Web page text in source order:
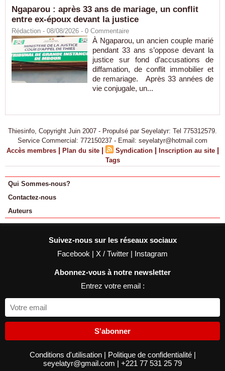
Ngaparou : après 33 ans de mariage, un conflit
entre ex-époux devant la justice
Rédaction - 08/08/2026 - 0 Commentaire
À Ngaparou, un ancien couple marié
pendant 33 ans s’oppose devant la
justice sur fond d’accusations de
diffamation, de conflit immobilier et
de remariage. Après 33 années de
vie conjugale, un...
Thiesinfo, Copyright Juin 2007 - Propulsé par Seyelatyr: Tel 775312579.
Service Commercial: 772150237 - Email: seyelatyr@hotmail.com
Accès membres | Plan du site | Syndication | Inscription au site |
Tags
Qui Sommes-nous?
Contactez-nous
Auteurs
Suivez-nous sur les réseaux sociaux
Facebook | X / Twitter | Instagram
Abonnez-vous à notre newsletter
Entrez votre email :
S'abonner
Conditions d'utilisation | Politique de confidentialité |
seyelatyr@gmail.com | +221 77 531 25 79